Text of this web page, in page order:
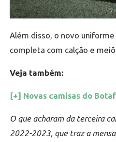
Além disso, o novo
completa com calção e
Veja também:
[+] Novas camisas do
O que acharam da terceira
2022-2023, que traz a